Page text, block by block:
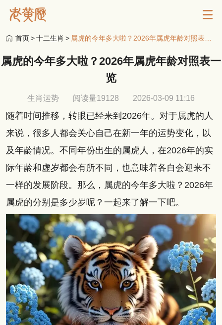
首页>十二生肖 >
属虎的今年多大啦？2026年属虎年龄对照表一
览
生肖运势 阅读量19128 2026-03-09 11:16
随着时间推移，转眼已经来到2026年。对于属虎的人
来说，很多人都会关心自己在新一年的运势变化，以
及年龄情况。不同年份出生的属虎人，在2026年的实
际年龄和虚岁都会有所不同，也意味着各自会迎来不
一样的发展阶段。那么，属虎的今年多大啦？2026年
属虎的分别是多少岁呢？一起来了解一下吧。